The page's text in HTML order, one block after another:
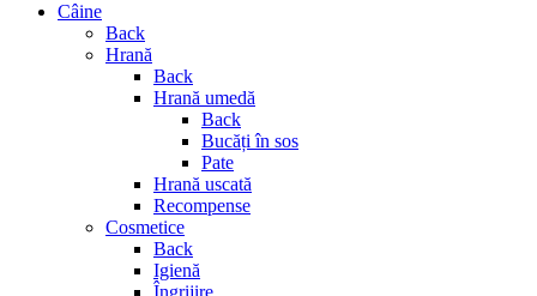
Câine
Back
Hrană
Back
Hrană umedă
Back
Bucăți în sos
Pate
Hrană uscată
Recompense
Cosmetice
Back
Igienă
Îngrijire